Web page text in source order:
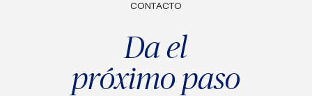
CONTACTO
Da el
próximo paso